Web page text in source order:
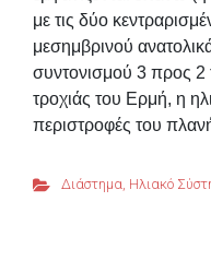
με τις δύο
μεσημβρινού
συντονισμού 3 προς 2
τροχιάς του Ερμή, η
περιστροφές του
Διάστημα, Ηλιακό